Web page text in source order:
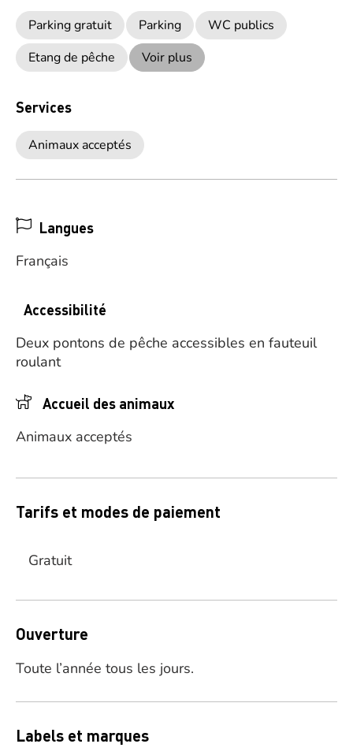
Parking gratuit Parking
WC publics
Etang de pêche
Voir plus
Services
Animaux acceptés
Langues
Français
Accessibilité
Deux pontons de pêche accessibles en fauteuil
roulant
Accueil des animaux
Animaux acceptés
Tarifs et modes de paiement
Gratuit
Ouverture
Toute l’année tous les jours.
Labels et marques